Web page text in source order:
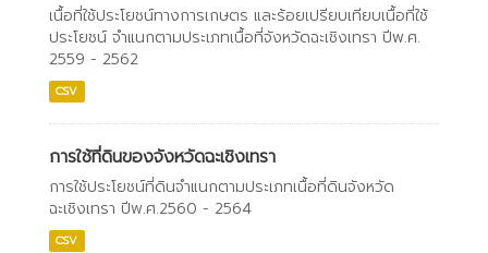
เนื้อที่ใช้ประโยชน์ทางการเกษตร และร้อยเปรียบเทียบเนื้อที่ใช้
ประโยชน์ จำแนกตามประเภทเนื้อที่จังหวัดฉะเชิงเทรา ปีพ.ศ.
2559 - 2562
CSV
การใช้ที่ดินของจังหวัดฉะเชิงเทรา
การใช้ประโยชน์ที่ดินจำแนกตามประเภทเนื้อที่ดินจังหวัด
ฉะเชิงเทรา ปีพ.ศ.2560 - 2564
CSV